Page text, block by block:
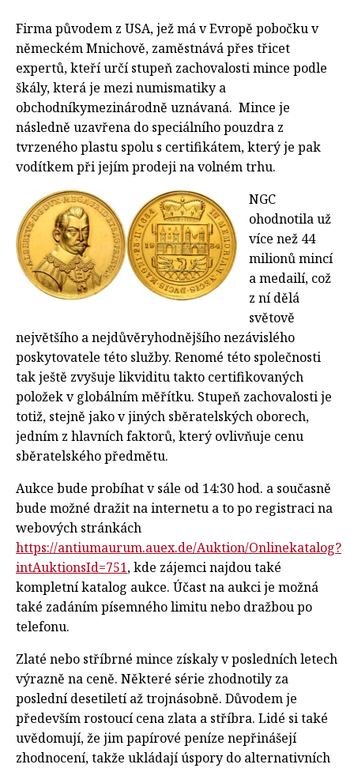
Firma původem z USA, jež má v Evropě pobočku v
německém Mnichově, zaměstnává přes třicet
expertů, kteří určí stupeň zachovalosti mince podle
škály, která je mezi numismatiky a
obchodníkymezinárodně uznávaná. Mince je
následně uzavřena do speciálního pouzdra z
tvrzeného plastu spolu s certifikátem, který je pak
vodítkem při jejím prodeji na volném trhu.
NGC
ohodnotila už
více než 44
milionů mincí
a medailí, což
z ní dělá
světově
největšího a nejdůvěryhodnějšího nezávislého
poskytovatele této služby. Renomé této společnosti
tak ještě zvyšuje likviditu takto certifikovaných
položek v globálním měřítku. Stupeň zachovalosti je
totiž, stejně jako v jiných sběratelských oborech,
jedním z hlavních faktorů, který ovlivňuje cenu
sběratelského předmětu.
Aukce bude probíhat v sále od 14:30 hod. a současně
bude možné dražit na internetu a to po registraci na
webových stránkách
https://antiumaurum.auex.de/Auktion/Onlinekatalog?
intAuktionsId=751, kde zájemci najdou také
kompletní katalog aukce. Účast na aukci je možná
také zadáním písemného limitu nebo dražbou po
telefonu.
Zlaté nebo stříbrné mince získaly v posledních letech
výrazně na ceně. Některé série zhodnotily za
poslední desetiletí až trojnásobně. Důvodem je
především rostoucí cena zlata a stříbra. Lidé si také
uvědomují, že jim papírové peníze nepřinášejí
zhodnocení, takže ukládají úspory do alternativních